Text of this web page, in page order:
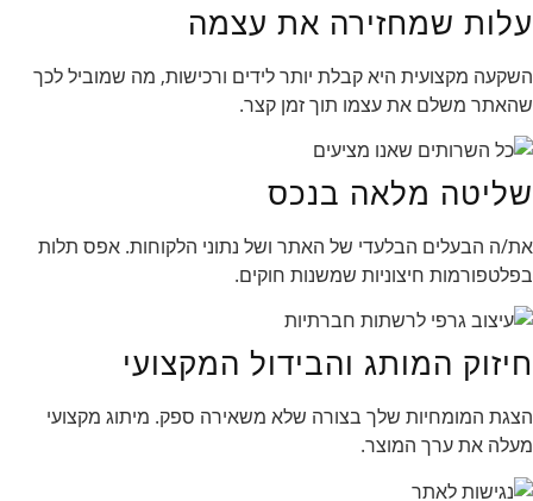
עלות שמחזירה את עצמה
השקעה מקצועית היא קבלת יותר לידים ורכישות, מה שמוביל לכך
שהאתר משלם את עצמו תוך זמן קצר.
שליטה מלאה בנכס
את/ה הבעלים הבלעדי של האתר ושל נתוני הלקוחות. אפס תלות
בפלטפורמות חיצוניות שמשנות חוקים.
חיזוק המותג והבידול המקצועי
הצגת המומחיות שלך בצורה שלא משאירה ספק. מיתוג מקצועי
מעלה את ערך המוצר.